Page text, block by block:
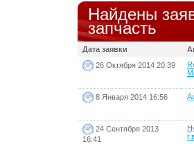
Найдены
запчасть
Дата заявки
26 Октября 2014 20:39
8 Января 2014 16:56
24 Сентября 2013
16:41